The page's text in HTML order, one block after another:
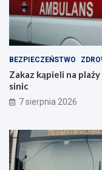
BEZPIECZEŃSTWO
Zakaz kąpieli na
sinic
7 sierpnia 2026